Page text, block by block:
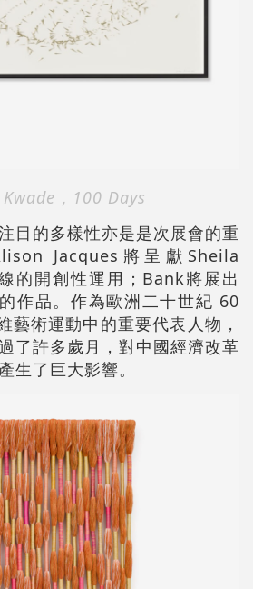
，100 Days
目的多樣性亦是是次展會的重
Jacques將呈獻Sheila
的開創性運用；Bank將展出
作品。作為歐洲二十世紀 60
藝術運動中的重要代表人物，
了許多歲月，對中國經濟改革
生了巨大影響。